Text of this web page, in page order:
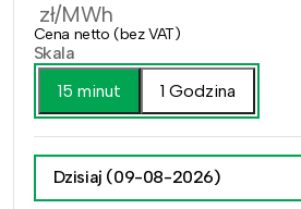
zł/MWh
Cena netto (bez VAT)
Skala
15 minut
1 Godzina
Dzisiaj (09-08-2026)